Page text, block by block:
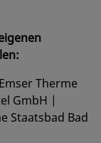
Therme
GmbH |
Staatsbad Bad